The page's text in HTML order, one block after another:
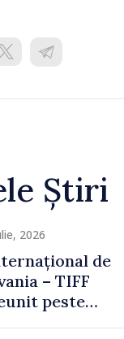
Știri
2026
de
– TIFF
peste